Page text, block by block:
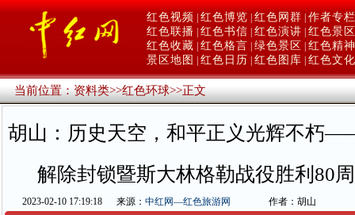
红色视频 红色博览 红色网群 作者专栏
红色联播 红色书信 红色演讲 红色景区
红色收藏 红色格言 绿色景区
红色精神
景区地图
红色日历 红色图库 红色文化
当前位置：资料类>>红色环球>>正文
胡山：历史天空，和平正义光辉不朽
解除封锁暨斯大林格勒战役胜利80
2023-02-10 17:19:18 来源： 中红网—红色旅游网
作者：胡山